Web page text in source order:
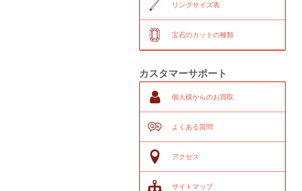
リングサイズ表
宝石のカットの種類
カスタマーサポート
個人様からのお買取
よくある質問
アクセス
サイトマップ